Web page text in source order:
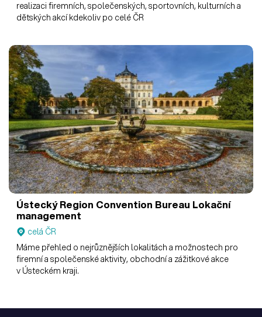
realizaci firemních, společenských, sportovních, kulturních a
dětských akcí kdekoliv po celé ČR
Ústecký Region Convention Bureau Lokační
management
celá ČR
Máme přehled o nejrůznějších lokalitách a možnostech pro
firemní a společenské aktivity, obchodní a zážitkové akce
v Ústeckém kraji.